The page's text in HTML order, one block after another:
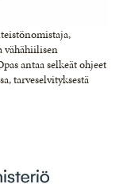
vähähiilisen
antaa selkeät ohjeet
tarveselvityksestä